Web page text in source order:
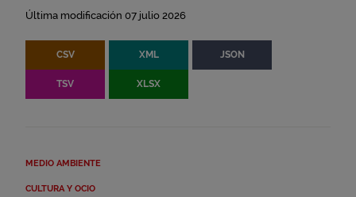
Última modificación 07 julio 2026
CSV XML JSON
TSV XLSX
MEDIO AMBIENTE
CULTURA Y OCIO